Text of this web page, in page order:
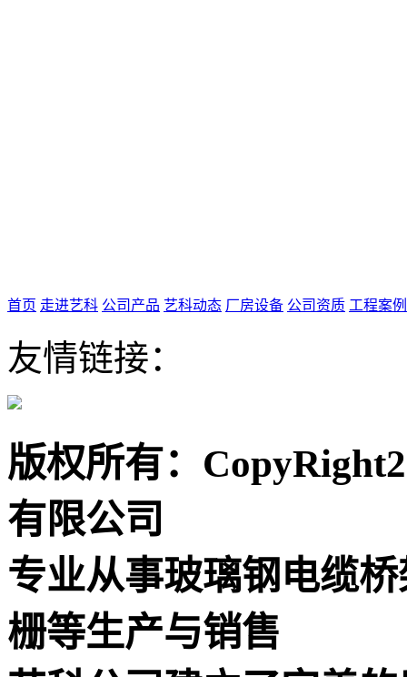
首页 走进艺科 公司产品 艺科动态 厂房设备 公司资质 工程案例
友情链接：
版权所有：
有限公司
专业从事玻璃钢电缆
栅等生产与销售